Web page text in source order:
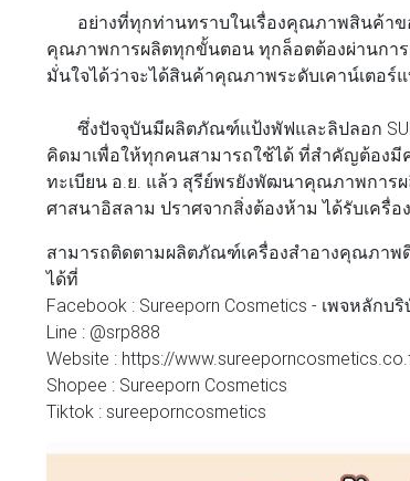
อย่างที่ทุกท่านทราบในเรื่องคุณภาพสินค้าขอ
คุณภาพการผลิตทุกขั้นตอน ทุกล็อตต้องผ่านกา
มั่นใจได้ว่าจะได้สินค้าคุณภาพระดับเคาน์เตอร์แ
ซึ่งปัจจุบันมีผลิตภัณฑ์แป้งพัฟและลิปลอก
คิดมาเพื่อให้ทุกคนสามารถใช้ได้ ที่สำคัญต้อง
ทะเบียน อ.ย. แล้ว สุรีย์พรยังพัฒนาคุณภาพกา
ศาสนาอิสลาม ปราศจากสิ่งต้องห้าม ได้รับเครื่
สามารถติดตามผลิตภัณฑ์เครื่องสำอางคุณภาพ
ได้ที่
Facebook : Sureeporn Cosmetics - เพจหลักบ
Line : @srp888
Website : https://
Shopee : Sureeporn Cosmetics
Tiktok : sureeporncosmetics